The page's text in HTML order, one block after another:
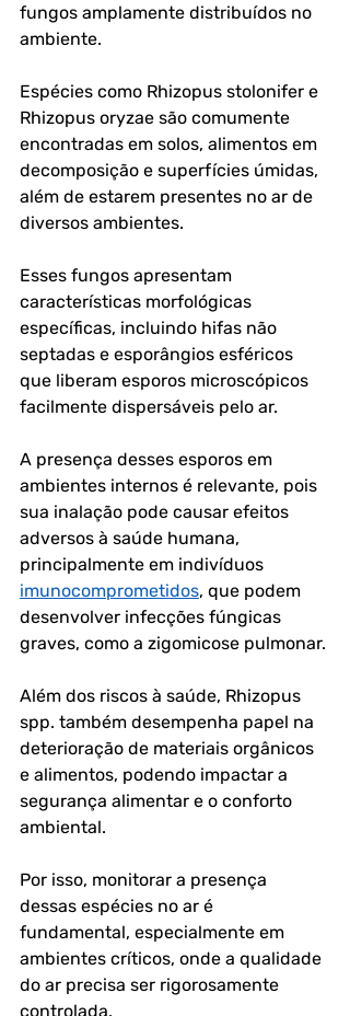
fungos amplamente distribuídos no
ambiente.
Espécies como Rhizopus stolonifer e
Rhizopus oryzae são comumente
encontradas em solos, alimentos em
decomposição e superfícies úmidas,
além de estarem presentes no ar de
diversos ambientes.
Esses fungos apresentam
características morfológicas
específicas, incluindo hifas não
septadas e esporângios esféricos
que liberam esporos microscópicos
facilmente dispersáveis pelo ar.
A presença desses esporos em
ambientes internos é relevante, pois
sua inalação pode causar efeitos
adversos à saúde humana,
principalmente em indivíduos
imunocomprometidos, que podem
desenvolver infecções fúngicas
graves, como a zigomicose pulmonar.
Além dos riscos à saúde, Rhizopus
spp. também desempenha papel na
deterioração de materiais orgânicos
e alimentos, podendo impactar a
segurança alimentar e o conforto
ambiental.
Por isso, monitorar a presença
dessas espécies no ar é
fundamental, especialmente em
ambientes críticos, onde a qualidade
do ar precisa ser rigorosamente
controlada.